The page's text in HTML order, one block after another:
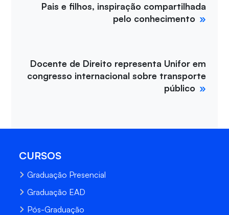
Pais e filhos, inspiração compartilhada
pelo conhecimento
Docente de Direito representa Unifor em
congresso internacional sobre transporte
público
CURSOS
Graduação Presencial
Graduação EAD
Pós-Graduação